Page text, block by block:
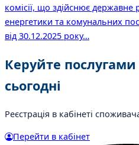
комісії, що здійснює державне
енергетики та комунальних
від 30.12.2025 року…
Керуйте
сьогодні
Реєстрація в кабінеті
Перейти в кабінет